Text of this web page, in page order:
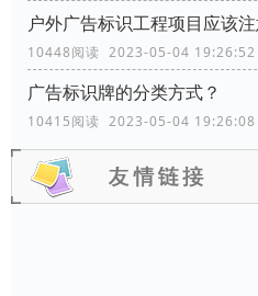
户外广告标识工程项目应该
10448阅读 2023-05-04 19:26:52
广告标识牌的分类方式？
10415阅读 2023-05-04 19:26:08